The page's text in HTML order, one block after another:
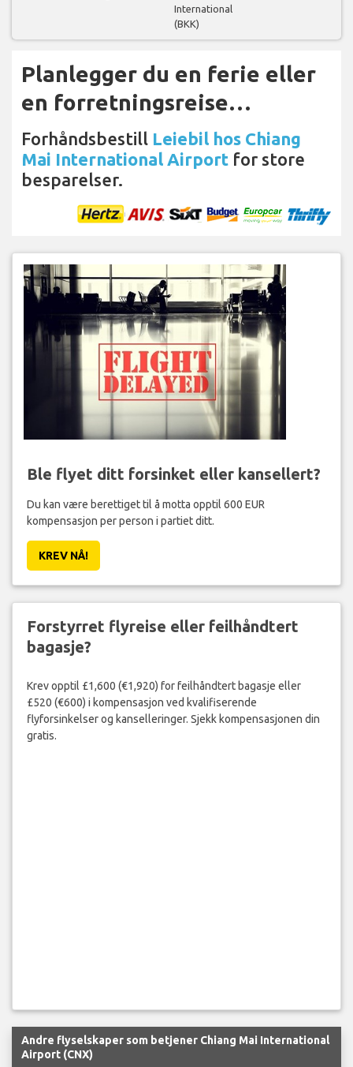
International
(BKK)
Planlegger du en ferie eller
en forretningsreise…
Forhåndsbestill Leiebil hos Chiang
Mai International Airport for store
besparelser.
Ble flyet ditt forsinket eller kansellert?
Du kan være berettiget til å motta opptil 600 EUR
kompensasjon per person i partiet ditt.
KREV NÅ!
Forstyrret flyreise eller feilhåndtert
bagasje?
Krev opptil £1,600 (€1,920) for feilhåndtert bagasje eller
£520 (€600) i kompensasjon ved kvalifiserende
flyforsinkelser og kanselleringer. Sjekk kompensasjonen din
gratis.
Andre flyselskaper som betjener Chiang Mai International
Airport (CNX)